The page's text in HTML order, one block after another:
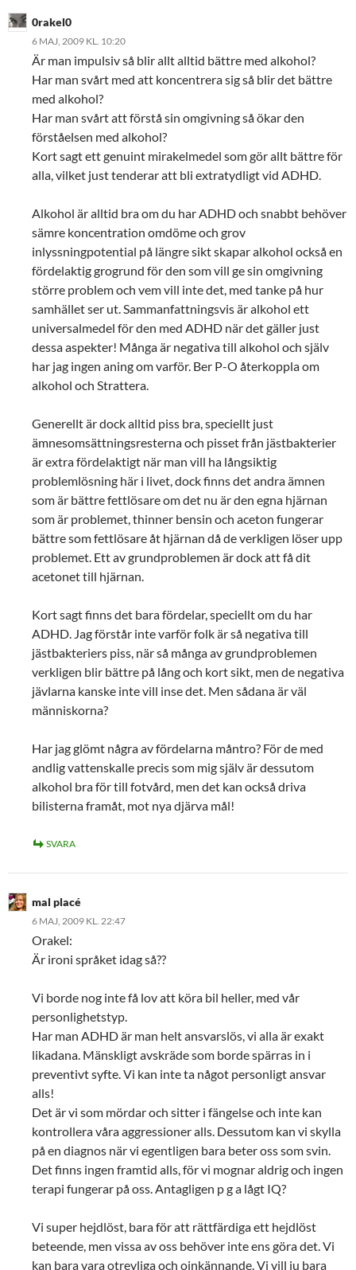
0rakel0
6 MAJ, 2009 KL. 10:20
Är man impulsiv så blir allt alltid bättre med alkohol?
Har man svårt med att koncentrera sig så blir det bättre
med alkohol?
Har man svårt att förstå sin omgivning så ökar den
förståelsen med alkohol?
Kort sagt ett genuint mirakelmedel som gör allt bättre för
alla, vilket just tenderar att bli extratydligt vid ADHD.
Alkohol är alltid bra om du har ADHD och snabbt behöver
sämre koncentration omdöme och grov
inlyssningpotential på längre sikt skapar alkohol också en
fördelaktig grogrund för den som vill ge sin omgivning
större problem och vem vill inte det, med tanke på hur
samhället ser ut. Sammanfattningsvis är alkohol ett
universalmedel för den med ADHD när det gäller just
dessa aspekter! Många är negativa till alkohol och själv
har jag ingen aning om varför. Ber P-O återkoppla om
alkohol och Strattera.
Generellt är dock alltid piss bra, speciellt just
ämnesomsättningsresterna och pisset från jästbakterier
är extra fördelaktigt när man vill ha långsiktig
problemlösning här i livet, dock finns det andra ämnen
som är bättre fettlösare om det nu är den egna hjärnan
som är problemet, thinner bensin och aceton fungerar
bättre som fettlösare åt hjärnan då de verkligen löser upp
problemet. Ett av grundproblemen är dock att få dit
acetonet till hjärnan.
Kort sagt finns det bara fördelar, speciellt om du har
ADHD. Jag förstår inte varför folk är så negativa till
jästbakteriers piss, när så många av grundproblemen
verkligen blir bättre på lång och kort sikt, men de negativa
jävlarna kanske inte vill inse det. Men sådana är väl
människorna?
Har jag glömt några av fördelarna måntro? För de med
andlig vattenskalle precis som mig själv är dessutom
alkohol bra för till fotvård, men det kan också driva
bilisterna framåt, mot nya djärva mål!
SVARA
mal placé
6 MAJ, 2009 KL. 22:47
Orakel:
Är ironi språket idag så??
Vi borde nog inte få lov att köra bil heller, med vår
personlighetstyp.
Har man ADHD är man helt ansvarslös, vi alla är exakt
likadana. Mänskligt avskräde som borde spärras in i
preventivt syfte. Vi kan inte ta något personligt ansvar
alls!
Det är vi som mördar och sitter i fängelse och inte kan
kontrollera våra aggressioner alls. Dessutom kan vi skylla
på en diagnos när vi egentligen bara beter oss som svin.
Det finns ingen framtid alls, för vi mognar aldrig och ingen
terapi fungerar på oss. Antagligen p g a lågt IQ?
Vi super hejdlöst, bara för att rättfärdiga ett hejdlöst
beteende, men vissa av oss behöver inte ens göra det. Vi
kan bara vara otrevliga och oinkännande. Vi vill ju bara